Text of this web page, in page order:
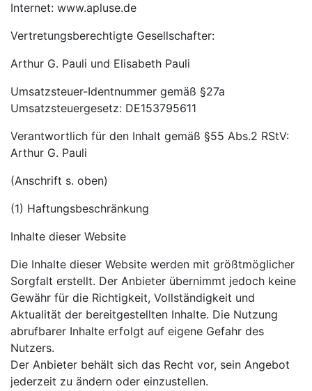
Internet: www.apluse.de
Vertretungsberechtigte Gesellschafter:
Arthur G. Pauli und Elisabeth Pauli
Umsatzsteuer-Identnummer gemäß §27a
Umsatzsteuergesetz: DE153795611
Verantwortlich für den Inhalt gemäß §55 Abs.2 RStV:
Arthur G. Pauli
(Anschrift s. oben)
(1) Haftungsbeschränkung
Inhalte dieser Website
Die Inhalte dieser Website werden mit größtmöglicher
Sorgfalt erstellt. Der Anbieter übernimmt jedoch keine
Gewähr für die Richtigkeit, Vollständigkeit und
Aktualität der bereitgestellten Inhalte. Die Nutzung
abrufbarer Inhalte erfolgt auf eigene Gefahr des
Nutzers.
Der Anbieter behält sich das Recht vor, sein Angebot
jederzeit zu ändern oder einzustellen.